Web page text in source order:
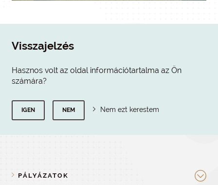
Visszajelzés
Hasznos volt az oldal információtartalma az Ön
számára?
IGEN NEM Nem ezt kerestem
PÁLYÁZATOK